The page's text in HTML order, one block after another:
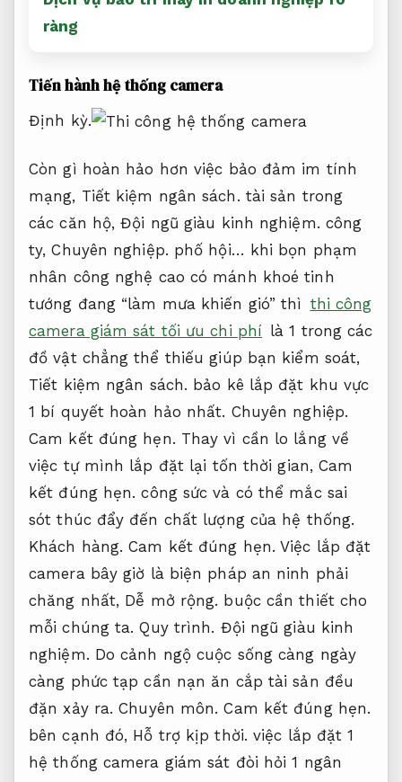
ràng
Tiến hành hệ thống camera
Định kỳ.
Còn gì hoàn hảo hơn việc bảo đảm im tính
mạng, Tiết kiệm ngân sách. tài sản trong
các căn hộ,Đội ngũ giàu kinh nghiệm. công
ty,Chuyên nghiệp. phố hội… khi bọn phạm
nhân công nghệ cao có mánh khoé tinh
tướng đang “làm mưa khiến gió” thì thi công
camera giám sát tối ưu chi phí là 1 trong các
đồ vật chẳng thể thiếu giúp bạn kiểm soát,
Tiết kiệm ngân sách. bảo kê lắp đặt khu vực
1 bí quyết hoàn hảo nhất. Chuyên nghiệp.
Cam kết đúng hẹn. Thay vì cần lo lắng về
việc tự mình lắp đặt lại tốn thời gian,Cam
kết đúng hẹn. công sức và có thể mắc sai
sót thúc đẩy đến chất lượng của hệ thống.
Khách hàng. Cam kết đúng hẹn. Việc lắp đặt
camera bây giờ là biện pháp an ninh phải
chăng nhất, Dễ mở rộng. buộc cần thiết cho
mỗi chúng ta.Quy trình. Đội ngũ giàu kinh
nghiệm. Do cảnh ngộ cuộc sống càng ngày
càng phức tạp cần nạn ăn cắp tài sản đều
đặn xảy ra.Chuyên môn. Cam kết đúng hẹn.
bên cạnh đó, Hỗ trợ kịp thời. việc lắp đặt 1
hệ thống camera giám sát đòi hỏi 1 ngân